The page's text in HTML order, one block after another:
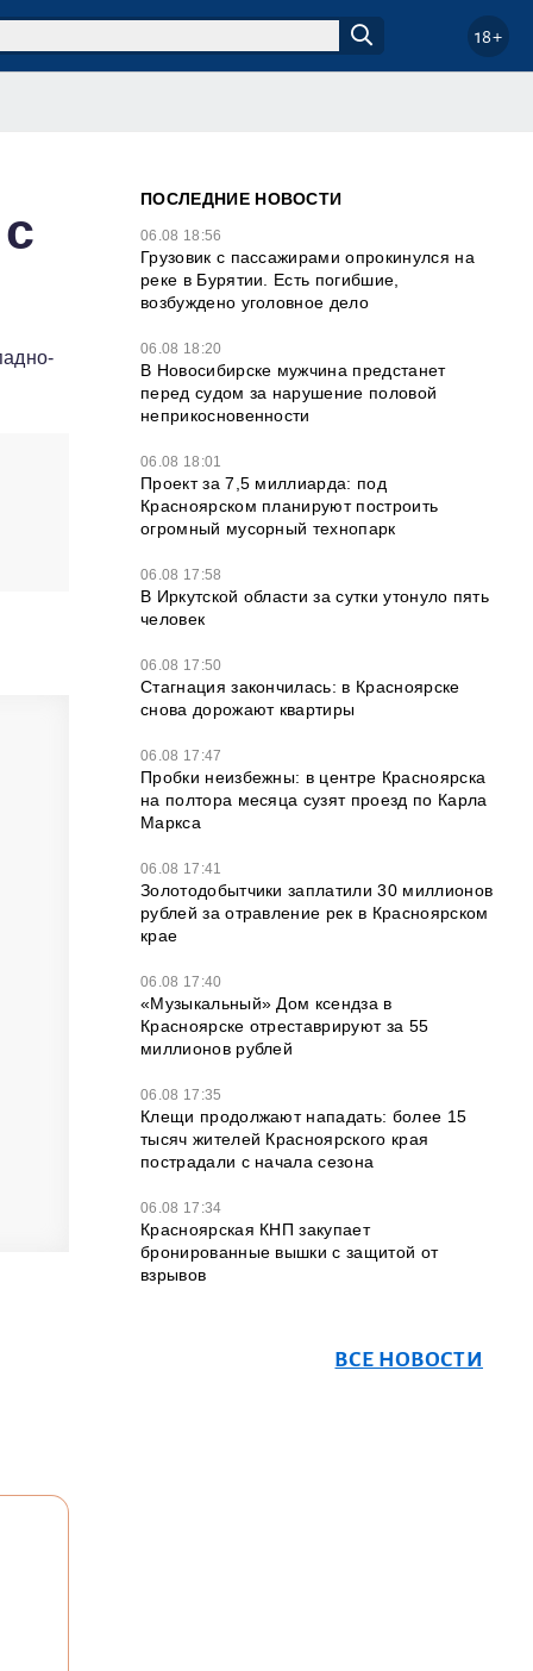
18+
ПОСЛЕДНИЕ НОВОСТИ
06.08 18:56
Грузовик с пассажирами опрокинулся на
реке в Бурятии. Есть погибшие,
возбуждено уголовное дело
06.08 18:20
В Новосибирске мужчина предстанет
перед судом за нарушение половой
неприкосновенности
06.08 18:01
Проект за 7,5 миллиарда: под
Красноярском планируют построить
огромный мусорный технопарк
06.08 17:58
В Иркутской области за сутки утонуло пять
человек
06.08 17:50
Стагнация закончилась: в Красноярске
снова дорожают квартиры
06.08 17:47
Пробки неизбежны: в центре Красноярска
на полтора месяца сузят проезд по Карла
Маркса
06.08 17:41
Золотодобытчики заплатили 30 миллионов
рублей за отравление рек в Красноярском
крае
06.08 17:40
«Музыкальный» Дом ксендза в
Красноярске отреставрируют за 55
миллионов рублей
06.08 17:35
Клещи продолжают нападать: более 15
тысяч жителей Красноярского края
пострадали с начала сезона
06.08 17:34
Красноярская КНП закупает
бронированные вышки с защитой от
взрывов
ВСЕ НОВОСТИ